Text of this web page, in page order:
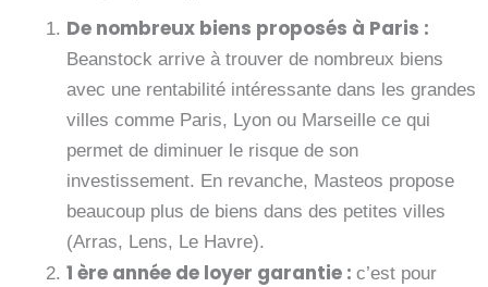
De nombreux biens proposés à Paris :
Beanstock arrive à trouver de nombreux biens
avec une rentabilité intéressante dans les grandes
villes comme Paris, Lyon ou Marseille ce qui
permet de diminuer le risque de son
investissement. En revanche, Masteos propose
beaucoup plus de biens dans des petites villes
(Arras, Lens, Le Havre).
1 ère année de loyer garantie : c’est pour